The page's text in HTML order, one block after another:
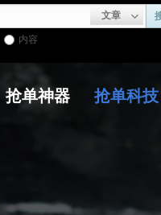
文章
内容
抢单神器 抢单科技